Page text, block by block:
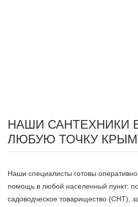
НАШИ САНТЕХНИКИ
ЛЮБУЮ ТОЧКУ
Наши специалисты готовы оперативно
помощь в любой населенный пункт:
садоводческое товарищество (СНТ),